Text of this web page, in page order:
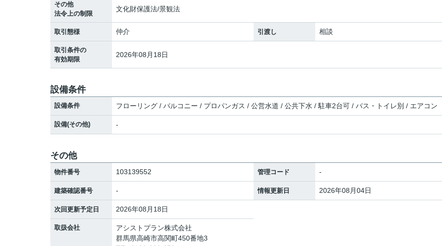
その他
法令上の制限
文化財保護法/景観法
取引態様 仲介 引渡し 相談
取引条件の
有効期限
2026年08月18日
設備条件
設備条件 フローリング / バルコニー / プロパンガス / 公営水道 / 公共下水 / 駐車2台可 / バス・トイレ別 / エアコン
設備(その他) -
その他
物件番号 103139552 管理コード -
建築確認番号 - 情報更新日 2026年08月04日
次回更新予定日 2026年08月18日
取扱会社
アシストプラン株式会社
群馬県高崎市高関町450番地3